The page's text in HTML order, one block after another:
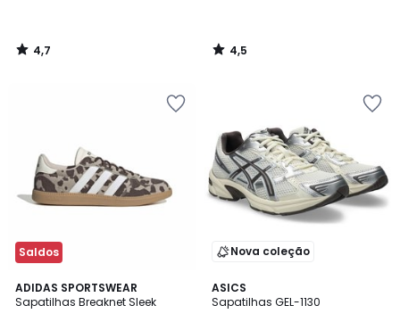
4,7
/
4,5
/
Saldos
ADIDAS SPORTSWEAR
Sapatilhas Breaknet Sleek
4,8
/ 5
Nova coleção
ASICS
Sapatilhas GEL-1130
4,8
/ 5
3
Cores